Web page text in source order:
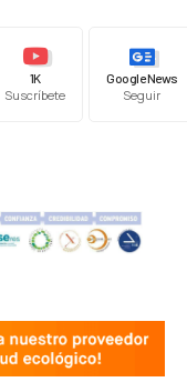
1K
Suscríbete
Google News
Seguir